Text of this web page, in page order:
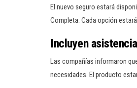
El nuevo seguro estará
Completa. Cada opción
Incluyen
Las compañías informaron
necesidades. El producto